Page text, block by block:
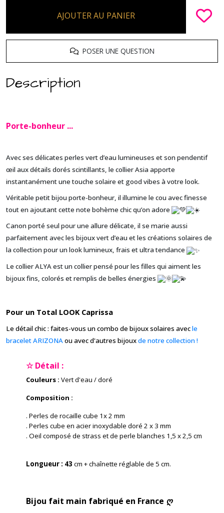
AJOUTER AU PANIER
POSER UNE QUESTION
Description
Porte-bonheur ...
Avec ses délicates perles vert d’eau lumineuses et son pendentif
œil aux détails dorés scintillants, le collier Asia apporte
instantanément une touche solaire et good vibes à votre look.
Véritable petit bijou porte-bonheur, il illumine le cou avec finesse
tout en ajoutant cette note bohème chic qu’on adore
Canon porté seul pour une allure délicate, il se marie aussi
parfaitement avec les bijoux vert d’eau et les créations solaires de
la collection pour un look lumineux, frais et ultra tendance
Le collier ALYA est un collier pensé pour les filles qui aiment les
bijoux fins, colorés et remplis de belles énergies
Pour un Total LOOK Caprissa
Le détail chic : faites-vous un combo de bijoux solaires avecle
bracelet ARIZONAou avec d'autres bijouxde notre collection !
☆ Détail :
Couleurs : Vert d'eau / doré
Composition :
. Perles de rocaille cube 1x 2 mm
. Perles cube en acier inoxydable doré 2 x 3 mm
. Oeil composé de strass et de perle blanches 1,5 x 2,5 cm
Longueur : 43 cm + chaînette réglable de 5 cm.
Bijou fait main fabriqué en France ღ